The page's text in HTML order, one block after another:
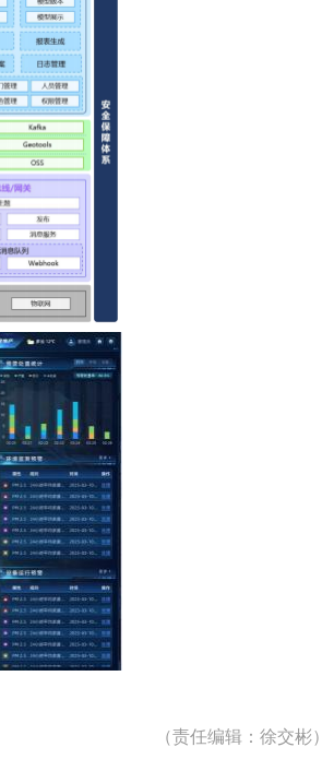
（责任编辑：徐交彬）